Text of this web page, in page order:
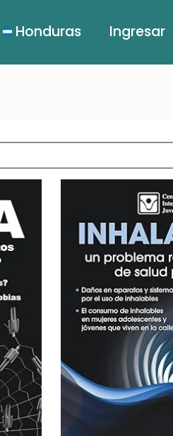
Honduras Ingresar